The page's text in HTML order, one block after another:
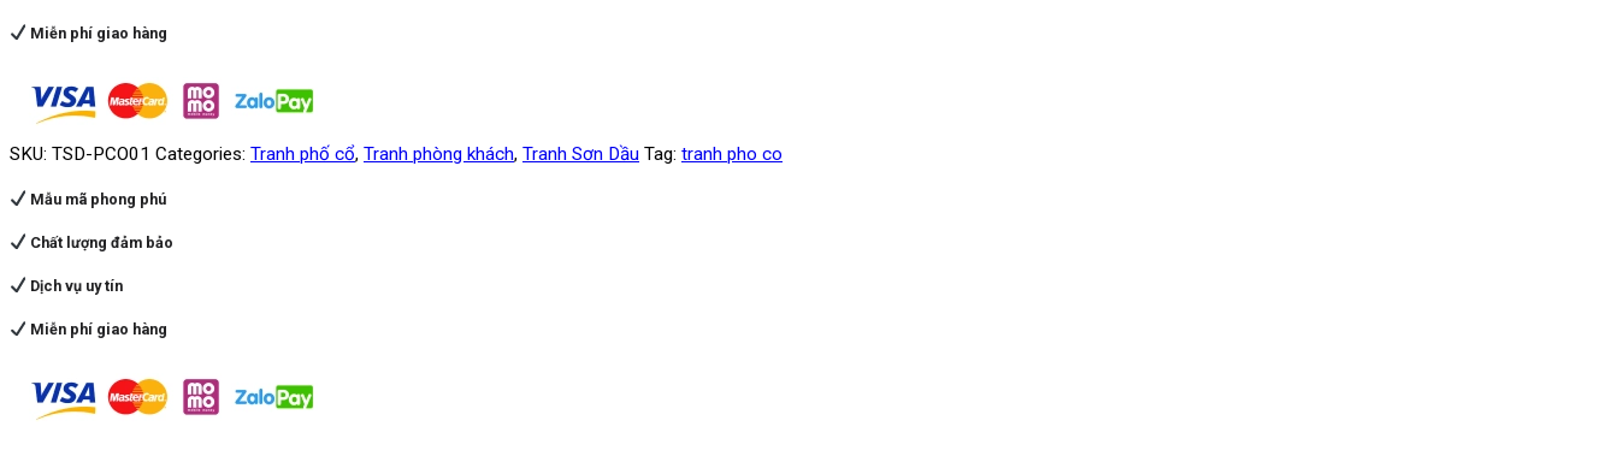
Miễn phí giao hàng
SKU: TSD-PCO01 Categories: Tranh phố cổ, Tranh phòng khách, Tranh Sơn Dầu Tag: tranh pho co
Mẫu mã phong phú
Chất lượng đảm bảo
Dịch vụ uy tín
Miễn phí giao hàng